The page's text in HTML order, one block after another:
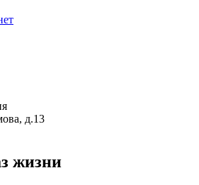
д.13
жизни